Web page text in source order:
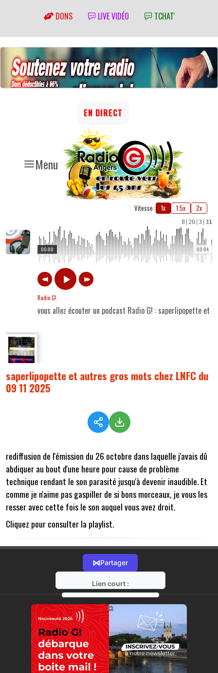
DONS LIVE VIDÉO TCHAT'
Menu
EN DIRECT
Vitesse : 1x 1.5x 2x
8 20 3 31
00:04
00:00
Radio G!
vous allez écouter un podcast Radio G! : saperlipopette et
saperlipopette et autres gros mots chez LNFC du
09 11 2025
rediffusion de l'émission du 26 octobre dans laquelle j'avais dû
abdiquer au bout d'une heure pour cause de problème
technique rendant le son parasité jusqu'à devenir inaudible. Et
comme je n'aime pas gaspiller de si bons morceaux, je vous les
resser avec cette fois le son auquel vous avez droit.
Cliquez pour consulter la playlist.
⋈Partager
Lien court :
https://radio-g.fr?19185
⧉